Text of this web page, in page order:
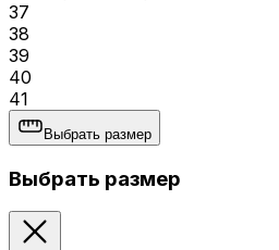
37
38
39
40
41
Выбрать размер
Выбрать размер